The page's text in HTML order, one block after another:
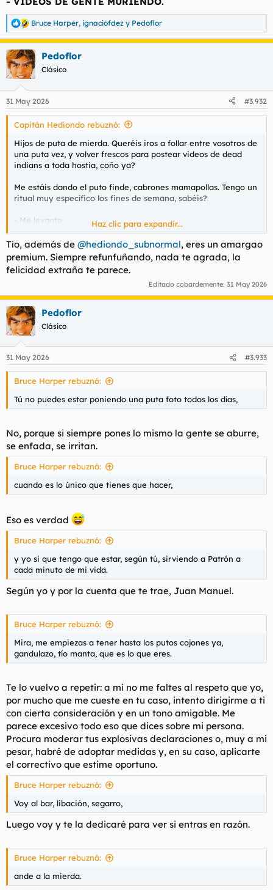
R
e
a
c
c
i
e
s
Bruce Harper, ignaciofdez y Pedoflor
Pedoflor
Clásico
31 May 2026 #3.932
Capitán Hediondo rebuznó:
Hijos de puta de mierda. Queréis iros a follar entre vosotros de
una puta vez, y volver frescos para postear videos de dead
indians a toda hostia, coño ya?
Me estáis dando el puto finde, cabrones mamapollas. Tengo un
ritual muy específico los fines de semana, sabéis?
- Me levanto
- Voy a mear
- Desayuno
- Masturbación evitando contacto con el MICROPENE con dos
guantes de látex, una manopla para el horno, un trozo de
plástico más o menos rígido y una pinzas largas. Gafas de
soldador para no ver nada, y unas pinzas en la nariz para no
Goler el resultado.
- Foro - Hilo de la India una auténtico país de mierda -
VÍDEOS DE GENTE MURIENDO.
Haz clic para expandir...
Tío, además de @hediondo_subnormal, eres un amargao
premium. Siempre refunfuñando, nada te agrada, la
felicidad extraña te parece.
Editado cobardemente: 31 May 2026
Pedoflor
Clásico
31 May 2026 #3.933
Bruce Harper rebuznó:
Tú no puedes estar poniendo una puta foto todos los días,
No, porque si siempre pones lo mismo la gente se aburre,
se enfada, se irritan.
Bruce Harper rebuznó:
cuando es lo único que tienes que hacer,
Eso es verdad
Bruce Harper rebuznó:
y yo si que tengo que estar, según tú, sirviendo a Patrón a
cada minuto de mi vida.
Según yo y por la cuenta que te trae, Juan Manuel.
Bruce Harper rebuznó:
Mira, me empiezas a tener hasta los putos cojones ya,
gandulazo, tío manta, que es lo que eres.
Te lo vuelvo a repetir: a mí no me faltes al respeto que yo,
por mucho que me cueste en tu caso, intento dirigirme a ti
con cierta consideración y en un tono amigable. Me
parece excesivo todo eso que dices sobre mi persona.
Procura moderar tus explosivas declaraciones o, muy a mi
pesar, habré de adoptar medidas y, en su caso, aplicarte
el correctivo que estime oportuno.
Bruce Harper rebuznó:
Voy al bar, libación, segarro,
Luego voy y te la dedicaré para ver si entras en razón.
Bruce Harper rebuznó:
ande a la mierda.